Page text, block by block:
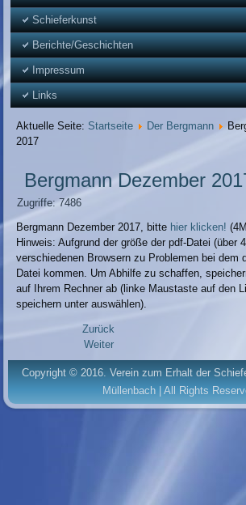
Schieferkunst
Berichte/Geschichten
Impressum
Links
Aktuelle Seite: Startseite Der Bergmann
2017
Bergmann Dezember
Zugriffe: 7486
Bergmann Dezember 2017, bitte hier klicken!
Hinweis: Aufgrund der größe der pdf-Datei (über
verschiedenen Browsern zu Problemen bei dem
Datei kommen. Um Abhilfe zu schaffen,
auf Ihrem Rechner ab (linke Maustaste auf den
speichern unter auswählen).
Zurück
Weiter
Copyright © 2016. Verein zum Erhalt der
Müllenbach | All Rights